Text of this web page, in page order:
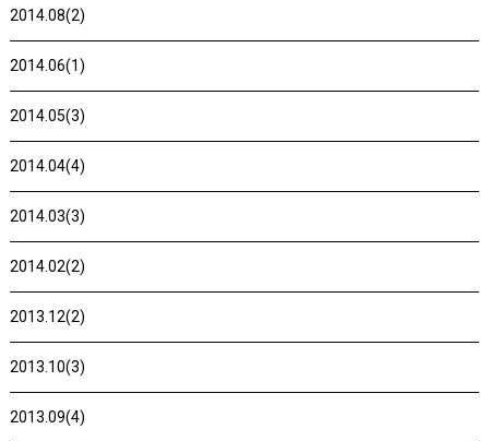
2014.08(2)
2014.06(1)
2014.05(3)
2014.04(4)
2014.03(3)
2014.02(2)
2013.12(2)
2013.10(3)
2013.09(4)